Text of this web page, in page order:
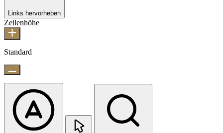
Links hervorheben
Zeilenhöhe
Standard